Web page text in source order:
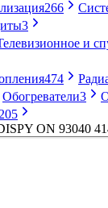
266
3
и
474
Обогреватели3
205
ON 93040